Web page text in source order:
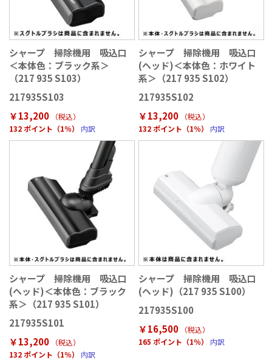
シャープ 掃除機用 吸込口
＜本体色：ブラック系＞
（217 935 S103）
217935S103
￥13,200
（税込）
132 ポイント（1％）
内訳
シャープ 掃除機用 吸込口
(ヘッド)＜本体色：ホワイト
系＞（217 935 S102）
217935S102
￥13,200
（税込）
132 ポイント（1％）
内訳
シャープ 掃除機用 吸込口
(ヘッド)＜本体色：ブラック
系＞（217 935 S101）
217935S101
￥13,200
（税込）
132 ポイント（1％）
内訳
シャープ 掃除機用 吸込口
(ヘッド)（217 935 S100）
217935S100
￥16,500
（税込）
165 ポイント（1％）
内訳